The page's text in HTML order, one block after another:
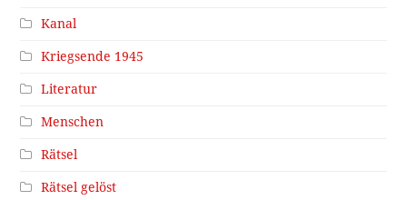
Kanal
Kriegsende 1945
Literatur
Menschen
Rätsel
Rätsel gelöst